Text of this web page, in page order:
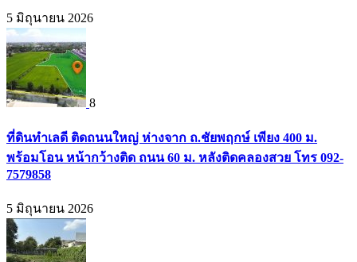
5 มิถุนายน 2026
8
ที่ดินทำเลดี ติดถนนใหญ่ ห่างจาก ถ.ชัยพฤกษ์ เพียง 400 ม.
พร้อมโอน หน้ากว้างติด ถนน 60 ม. หลังติดคลองสวย โทร 092-
7579858
5 มิถุนายน 2026